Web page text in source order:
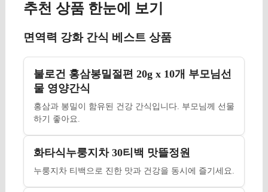
추천 상품 한눈에 보기
면역력 강화 간식 베스트 상품
불로건 홍삼봉밀절편 20g x 10개 부모님선
물 영양간식
홍삼과 봉밀이 함유된 건강 간식입니다. 부모님께 선물
하기 좋아요.
화타식누룽지차 30티백 맛뜰정원
누룽지차 티백으로 진한 맛과 건강을 동시에 즐기세요.